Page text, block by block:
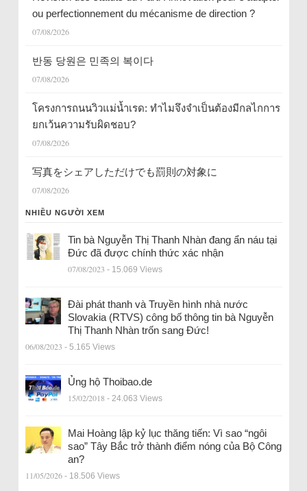
ou perfectionnement du mécanisme de direction ?
07/08/2026
반동 당원은 민족의 복이다
07/08/2026
โครงการถนนวิวแม่น้ำเรด: ทำไมจึงจำเป็นต้องมีกลไกการ
ยกเว้นความรับผิดชอบ?
07/08/2026
写真をシェアしただけでも罰則の対象に
07/08/2026
NHIỀU NGƯỜI XEM
Tin bà Nguyễn Thị Thanh Nhàn đang ẩn náu tại
Đức đã được chính thức xác nhận
07/08/2023 - 15.069 Views
Đài phát thanh và Truyền hình nhà nước
Slovakia (RTVS) công bố thông tin bà Nguyễn
Thị Thanh Nhàn trốn sang Đức!
06/08/2023 - 5.165 Views
Ủng hộ Thoibao.de
15/02/2018 - 24.063 Views
Mai Hoàng lập kỷ lục thăng tiến: Vì sao “ngôi
sao” Tây Bắc trở thành điểm nóng của Bộ Công
an?
11/05/2026 - 18.506 Views